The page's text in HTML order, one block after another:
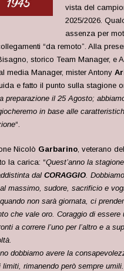
vista del
2025/2026.
assenza per
“da remoto”. Alla
storico Team Manager, e
media Manager, mister Antony
e fatto il punto sulla stagione
preparazione il 25 Agosto;
in base alle
“.
Nicolò Garbarino, veterano
la carica: “Quest’anno la
dal CORAGGIO.
massimo, sudore, sacrificio e
non sarà giornata, ci
che vale oro. Coraggio di essere
a correre l’uno per l’altro e a
dobbiamo avere la
limiti, rimanendo però sempre